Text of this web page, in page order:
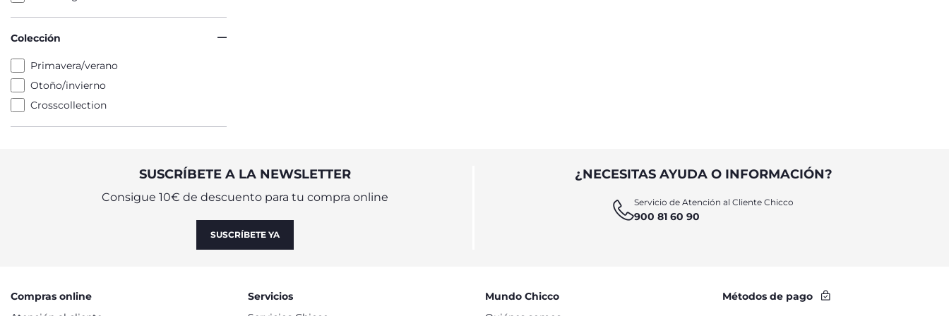
Colección
Primavera/verano
Otoño/invierno
Crosscollection
SUSCRÍBETE A LA NEWSLETTER
Consigue 10€ de descuento para tu compra online
SUSCRÍBETE YA
¿NECESITAS AYUDA O INFORMACIÓN?
Servicio de Atención al Cliente Chicco
900 81 60 90
Compras online
Servicios
Mundo Chicco
Métodos de pago